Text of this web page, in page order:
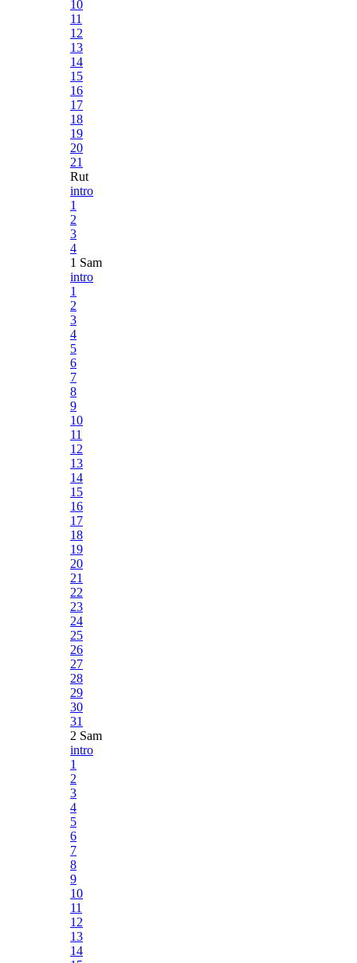
10
11
12
13
14
15
16
17
18
19
20
21
Rut
intro
1
2
3
4
1 Sam
intro
1
2
3
4
5
6
7
8
9
10
11
12
13
14
15
16
17
18
19
20
21
22
23
24
25
26
27
28
29
30
31
2 Sam
intro
1
2
3
4
5
6
7
8
9
10
11
12
13
14